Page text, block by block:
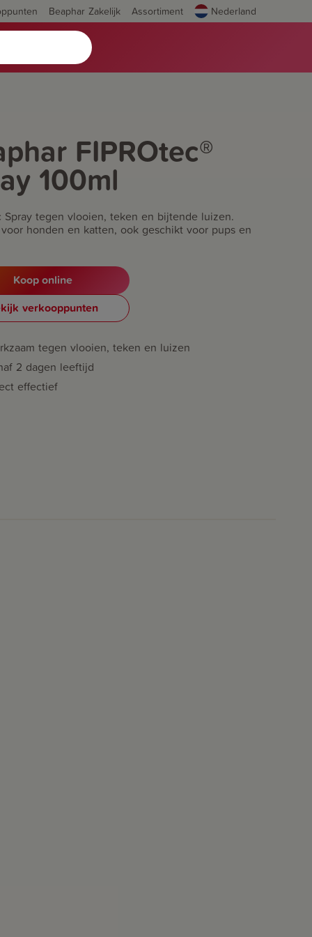
Beaphar Zakelijk Assortiment Nederland
FIPROtec®
100ml
Spray tegen vlooien, teken en bijtende luizen.
honden en katten, ook geschikt voor pups en
Koop online
verkooppunten
tegen vlooien, teken en luizen
2 dagen leeftijd
effectief